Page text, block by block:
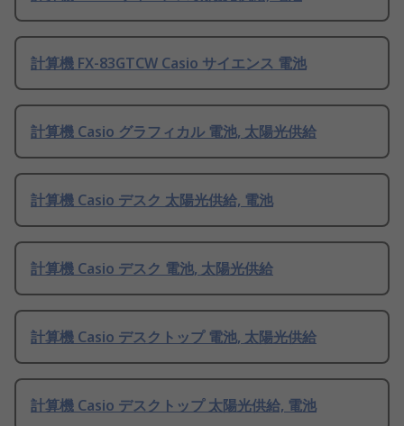
計算機 FX-83GTCW Casio サイエンス 電池
計算機 Casio グラフィカル 電池, 太陽光供給
計算機 Casio デスク 太陽光供給, 電池
計算機 Casio デスク 電池, 太陽光供給
計算機 Casio デスクトップ 電池, 太陽光供給
計算機 Casio デスクトップ 太陽光供給, 電池